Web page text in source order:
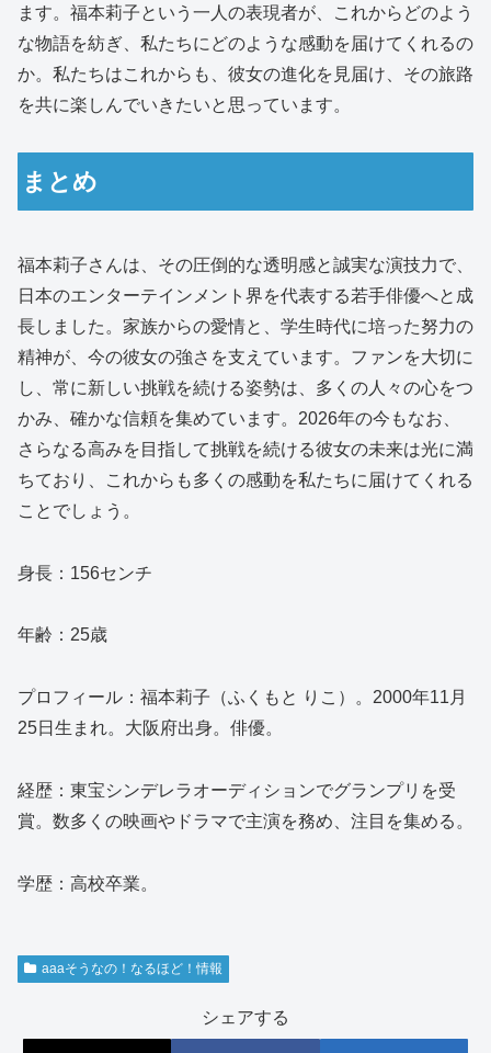
ます。福本莉子という一人の表現者が、これからどのよう
な物語を紡ぎ、私たちにどのような感動を届けてくれるの
か。私たちはこれからも、彼女の進化を見届け、その旅路
を共に楽しんでいきたいと思っています。
まとめ
福本莉子さんは、その圧倒的な透明感と誠実な演技力で、
日本のエンターテインメント界を代表する若手俳優へと成
長しました。家族からの愛情と、学生時代に培った努力の
精神が、今の彼女の強さを支えています。ファンを大切に
し、常に新しい挑戦を続ける姿勢は、多くの人々の心をつ
かみ、確かな信頼を集めています。2026年の今もなお、
さらなる高みを目指して挑戦を続ける彼女の未来は光に満
ちており、これからも多くの感動を私たちに届けてくれる
ことでしょう。
身長：156センチ
年齢：25歳
プロフィール：福本莉子（ふくもと りこ）。2000年11月
25日生まれ。大阪府出身。俳優。
経歴：東宝シンデレラオーディションでグランプリを受
賞。数多くの映画やドラマで主演を務め、注目を集める。
学歴：高校卒業。
aaaそうなの！なるほど！情報
シェアする